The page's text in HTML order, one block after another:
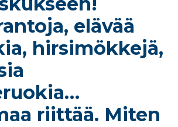
elävää
hirsimökkejä,
riittää. Miten